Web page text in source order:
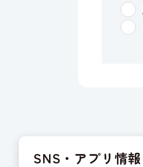
SNS・アプリ情報